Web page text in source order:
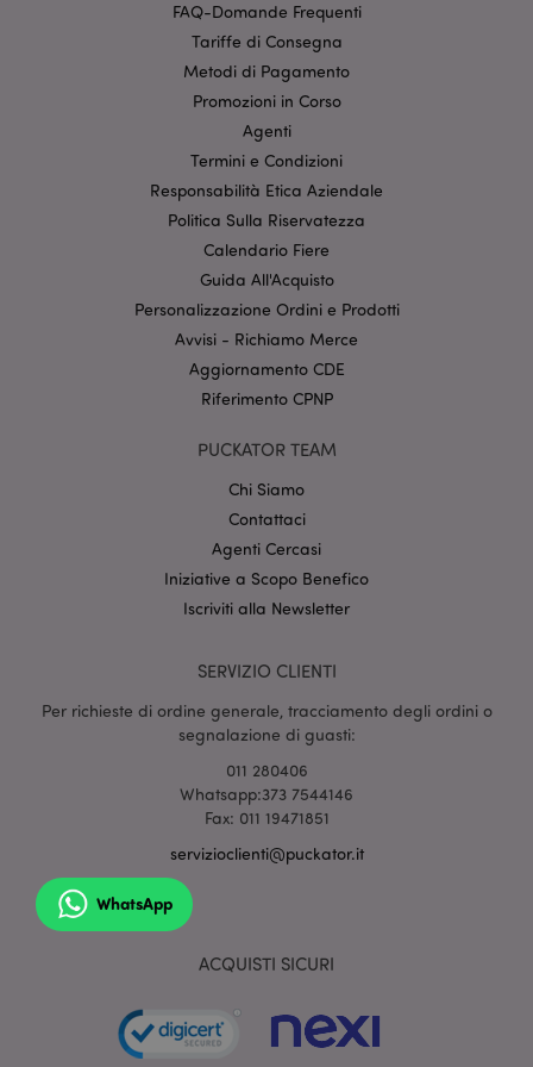
FAQ-Domande Frequenti
Tariffe di Consegna
Metodi di Pagamento
Promozioni in Corso
Agenti
Termini e Condizioni
Responsabilità Etica Aziendale
Politica Sulla Riservatezza
Calendario Fiere
Guida All'Acquisto
Personalizzazione Ordini e Prodotti
Avvisi - Richiamo Merce
Aggiornamento CDE
Riferimento CPNP
PUCKATOR TEAM
Chi Siamo
Contattaci
Agenti Cercasi
Iniziative a Scopo Benefico
Iscriviti alla Newsletter
SERVIZIO CLIENTI
Per richieste di ordine generale, tracciamento degli ordini o
segnalazione di guasti:
011 280406
Whatsapp:373 7544146
Fax: 011 19471851
servizioclienti@puckator.it
WhatsApp
ACQUISTI SICURI
recently_viewed_product
mage-cache-sessid
section_data_ids
form_key
l"Informativa sulla privacy di Google